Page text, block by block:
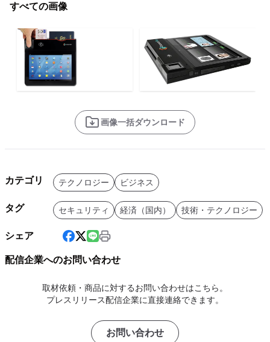
すべての画像
画像一括ダウンロード
カテゴリ テクノロジー ビジネス
タグ セキュリティ 経済（国内） 技術・テクノロジー
シェア
配信企業へのお問い合わせ
取材依頼・商品に対するお問い合わせはこちら。
プレスリリース配信企業に直接連絡できます。
お問い合わせ